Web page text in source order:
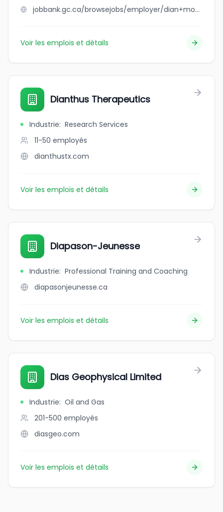
jobbank.gc.ca/browsejobs/employer/dian+motors+inc/ca
Voir les emplois et détails
Dianthus Therapeutics
Industrie: Research Services
11-50 employés
dianthustx.com
Voir les emplois et détails
Diapason-Jeunesse
Industrie: Professional Training and Coaching
diapasonjeunesse.ca
Voir les emplois et détails
Dias Geophysical Limited
Industrie: Oil and Gas
201-500 employés
diasgeo.com
Voir les emplois et détails